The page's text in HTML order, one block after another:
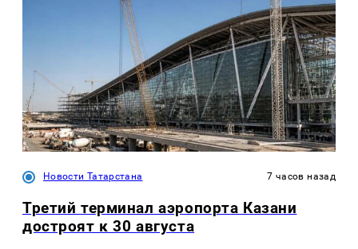
Новости Татарстана 7 часов назад
Третий терминал аэропорта Казани
достроят к 30 августа